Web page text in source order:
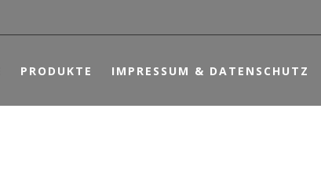
PRODUKTE IMPRESSUM & DATENSCHUTZ